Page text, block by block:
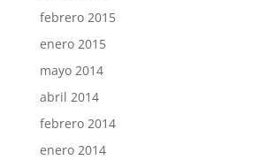
febrero 2015
enero 2015
mayo 2014
abril 2014
febrero 2014
enero 2014